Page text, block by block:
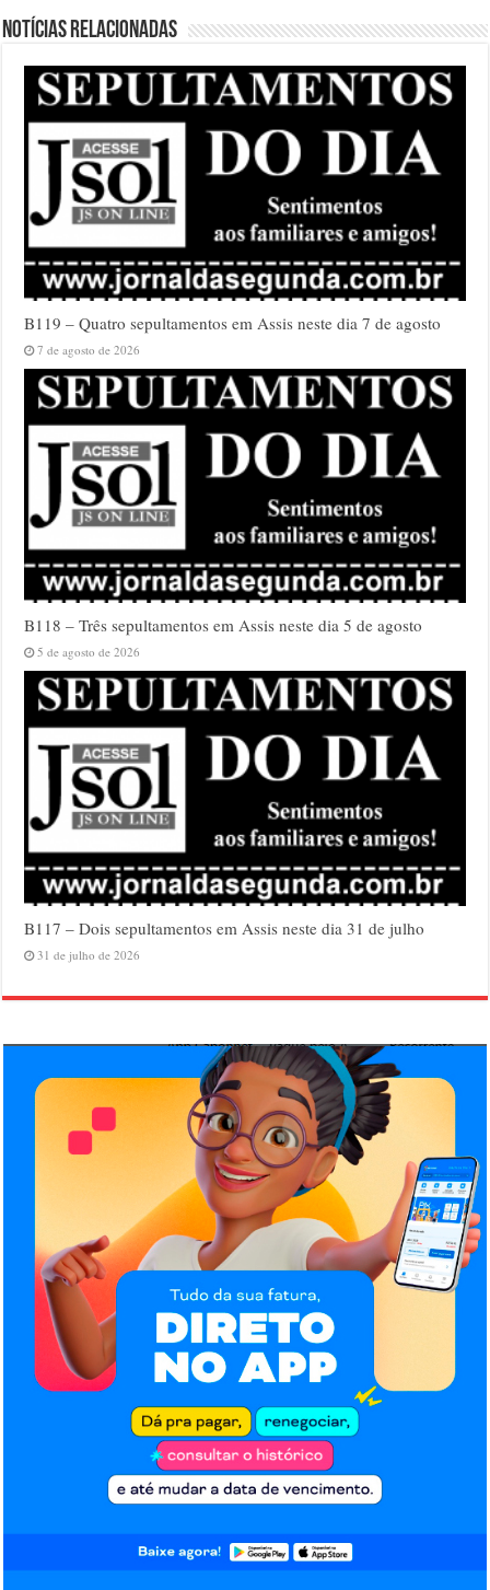
Notícias relacionadas
B119 – Quatro sepultamentos em Assis neste dia 7 de agosto
7 de agosto de 2026
B118 – Três sepultamentos em Assis neste dia 5 de agosto
5 de agosto de 2026
B117 – Dois sepultamentos em Assis neste dia 31 de julho
31 de julho de 2026